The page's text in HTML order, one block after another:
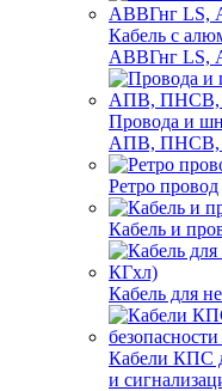
Кабель с
АВВГнг LS,
Провода и
АПВ,
Ретро провод
Кабель и
Кабель для
Кабели КПС
и